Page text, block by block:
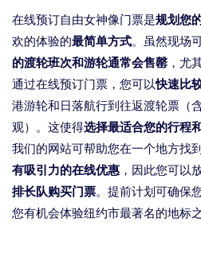
在线预订自由女神像门票是规划您
欢的体验的最简单方式。虽然现场
的渡轮班次和游轮通常会售罄 ，尤
通过在线预订门票，您可以快速比
港游轮和日落航行到往返渡轮票（
观）。这使得选择最适合您的行程
我们的网站可帮助您在一个地方找到
有吸引力的在线优惠，因此您可以
排长队购买门票。提前计划可确保
您有机会体验纽约市最著名的地标之